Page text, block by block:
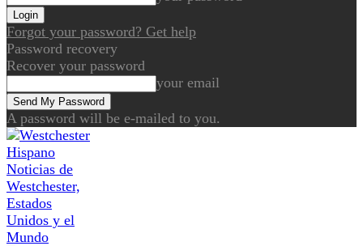
Forgot your password? Get help
Password recovery
Recover your password
your email
A password will be e-mailed to you.
Noticias de
Westchester,
Estados
Unidos y el
Mundo